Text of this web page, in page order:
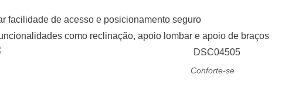
facilidade de acesso e posicionamento seguro
como reclinação, apoio lombar e apoio de braços
Conforte-se